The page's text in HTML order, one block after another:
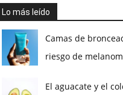
Lo más leído
Camas de
riesgo de
El aguacate y el